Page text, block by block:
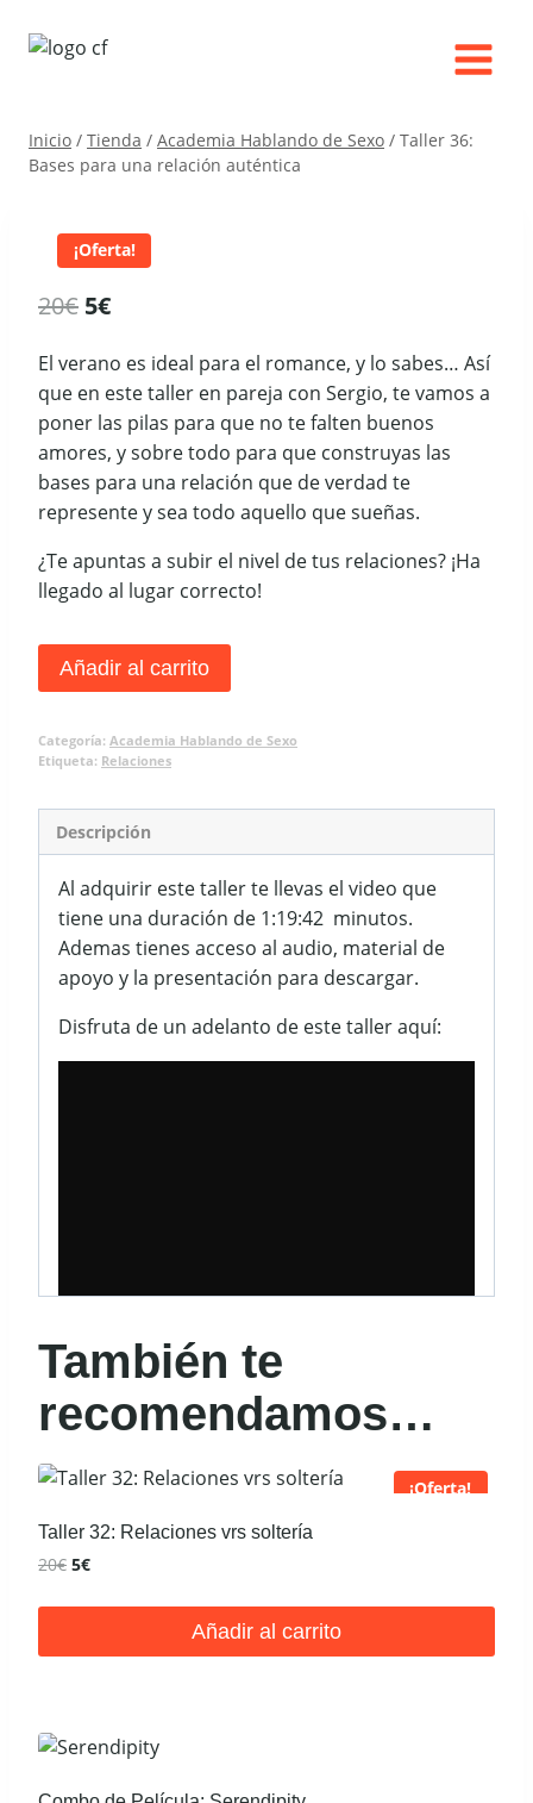
Inicio / Tienda / Academia Hablando de Sexo / Taller 36:
Bases para una relación auténtica
¡Oferta!
20€ El
original
era:
20€.
5€El
actual
es:
5€.
El verano es ideal para el romance, y lo sabes… Así
que en este taller en pareja con Sergio, te vamos a
poner las pilas para que no te falten buenos
amores, y sobre todo para que construyas las
bases para una relación que de verdad te
represente y sea todo aquello que sueñas.
¿Te apuntas a subir el nivel de tus relaciones? ¡Ha
llegado al lugar correcto!
Taller
36:
para
una
relación
auténtica
Añadir al carrito
Categoría: Academia Hablando de Sexo
Etiqueta: Relaciones
Descripción
Al adquirir este taller te llevas el video que
tiene una duración de 1:19:42 minutos.
Ademas tienes acceso al audio, material de
apoyo y la presentación para descargar.
Disfruta de un adelanto de este taller aquí:
También te
recomendamos…
¡Oferta!
Taller 32: Relaciones vrs soltería
20€ El
original
20€.
5€El
actual
5€.
Añadir al carrito